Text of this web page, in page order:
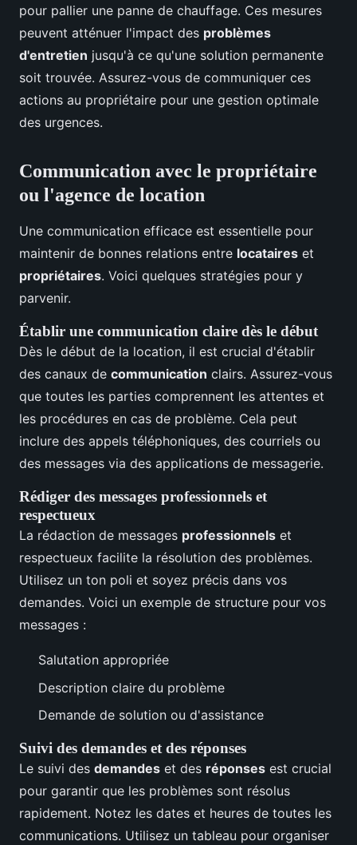
pour pallier une panne de chauffage. Ces mesures
peuvent atténuer l'impact des problèmes
d'entretien jusqu'à ce qu'une solution permanente
soit trouvée. Assurez-vous de communiquer ces
actions au propriétaire pour une gestion optimale
des urgences.
Communication avec le propriétaire
ou l'agence de location
Une communication efficace est essentielle pour
maintenir de bonnes relations entre locataires et
propriétaires. Voici quelques stratégies pour y
parvenir.
Établir une communication claire dès le début
Dès le début de la location, il est crucial d'établir
des canaux de communication clairs. Assurez-vous
que toutes les parties comprennent les attentes et
les procédures en cas de problème. Cela peut
inclure des appels téléphoniques, des courriels ou
des messages via des applications de messagerie.
Rédiger des messages professionnels et
respectueux
La rédaction de messages professionnels et
respectueux facilite la résolution des problèmes.
Utilisez un ton poli et soyez précis dans vos
demandes. Voici un exemple de structure pour vos
messages :
Salutation appropriée
Description claire du problème
Demande de solution ou d'assistance
Suivi des demandes et des réponses
Le suivi des demandes et des réponses est crucial
pour garantir que les problèmes sont résolus
rapidement. Notez les dates et heures de toutes les
communications. Utilisez un tableau pour organiser